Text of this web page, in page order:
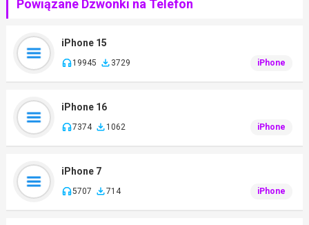
Powiązane Dzwonki na Telefon
iPhone 15
19945 3729 iPhone
iPhone 16
7374 1062 iPhone
iPhone 7
5707 714 iPhone